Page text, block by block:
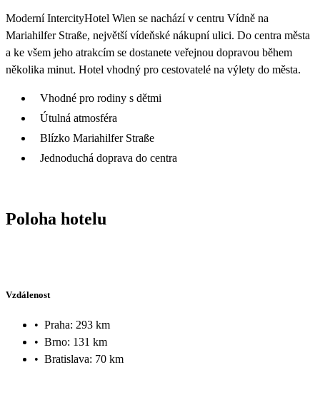
Moderní IntercityHotel Wien se nachází v centru Vídně na
Mariahilfer Straße, největší vídeňské nákupní ulici. Do centra města
a ke všem jeho atrakcím se dostanete veřejnou dopravou během
několika minut. Hotel vhodný pro cestovatelé na výlety do města.
Vhodné pro rodiny s dětmi
Útulná atmosféra
Blízko Mariahilfer Straße
Jednoduchá doprava do centra
Poloha hotelu
Vzdálenost
• Praha: 293 km
• Brno: 131 km
• Bratislava: 70 km